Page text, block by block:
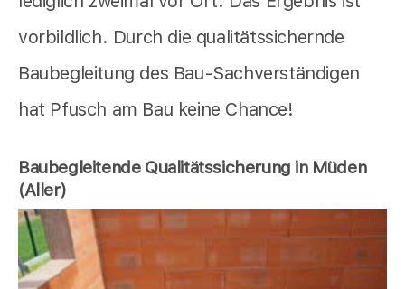
vorbildlich. Durch die qualitätssichernde
Baubegleitung des Bau-Sachverständigen
hat Pfusch am Bau keine Chance!
Baubegleitende Qualitätssicherung in Müden
(Aller)